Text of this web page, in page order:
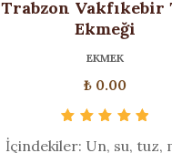
Trabzon Vakfıkebir
Ekmeği
EKMEK
₺0.00
5.00oy aldı
İçindekiler: Un, su, tuz,